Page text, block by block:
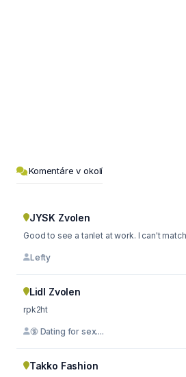
Komentáre v okolí
JYSK Zvolen
Good to see a tanlet at work. I can't
Lefty
Lidl Zvolen
rpk2ht
🔞 Dating for sex....
Takko Fashion